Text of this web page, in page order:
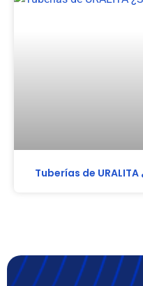
Tuberías de